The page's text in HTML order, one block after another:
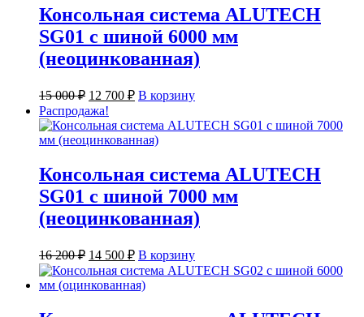
Консольная система ALUTECH
SG01 с шиной 6000 мм
(неоцинкованная)
15 000₽ Первоначальная
цена
составляла
15
12 700 ₽Текущая
цена:
12
700 ₽.
В корзину
Распродажа!
Консольная система ALUTECH
SG01 с шиной 7000 мм
(неоцинкованная)
16 200₽ Первоначальная
цена
составляла
16
14 500 ₽Текущая
цена:
14
В корзину